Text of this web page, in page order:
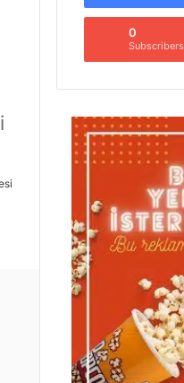
0
Subscribers